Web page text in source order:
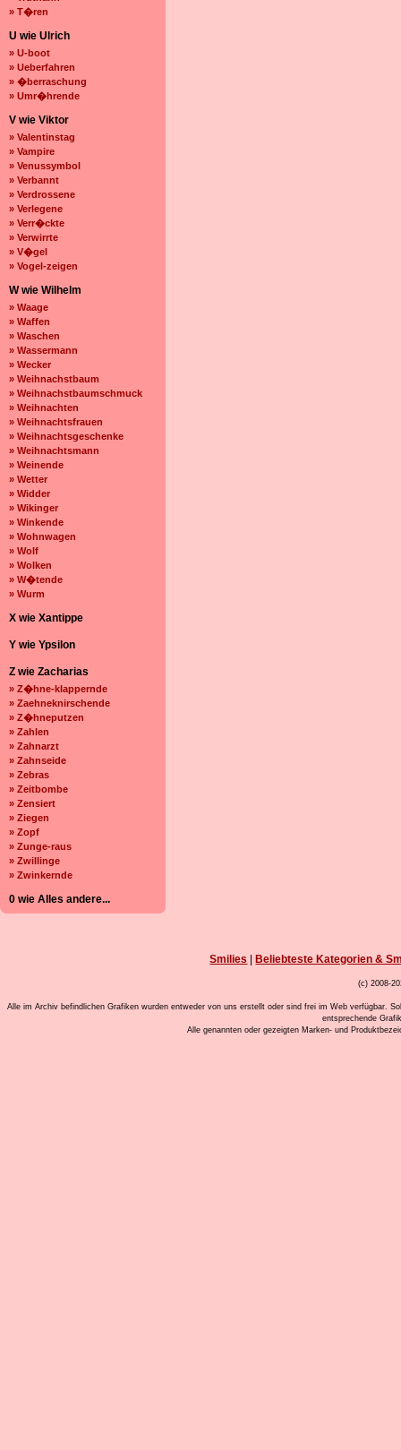
» T�ren
U wie Ulrich
» U-boot
» Ueberfahren
» �berraschung
» Umr�hrende
V wie Viktor
» Valentinstag
» Vampire
» Venussymbol
» Verbannt
» Verdrossene
» Verlegene
» Verr�ckte
» Verwirrte
» V�gel
» Vogel-zeigen
W wie Wilhelm
» Waage
» Waffen
» Waschen
» Wassermann
» Wecker
» Weihnachstbaum
» Weihnachstbaumschmuck
» Weihnachten
» Weihnachtsfrauen
» Weihnachtsgeschenke
» Weihnachtsmann
» Weinende
» Wetter
» Widder
» Wikinger
» Winkende
» Wohnwagen
» Wolf
» Wolken
» W�tende
» Wurm
X wie Xantippe
Y wie Ypsilon
Z wie Zacharias
» Z�hne-klappernde
» Zaehneknirschende
» Z�hneputzen
» Zahlen
» Zahnarzt
» Zahnseide
» Zebras
» Zeitbombe
» Zensiert
» Ziegen
» Zopf
» Zunge-raus
» Zwillinge
» Zwinkernde
0 wie Alles andere...
Smilies Beliebteste Kategorien &
(c) 2008-
Alle im Archiv befindlichen Grafiken wurden entweder von uns erstellt oder sind frei im Web verfügbar.
entsprechende
Alle genannten oder gezeigten Marken- und